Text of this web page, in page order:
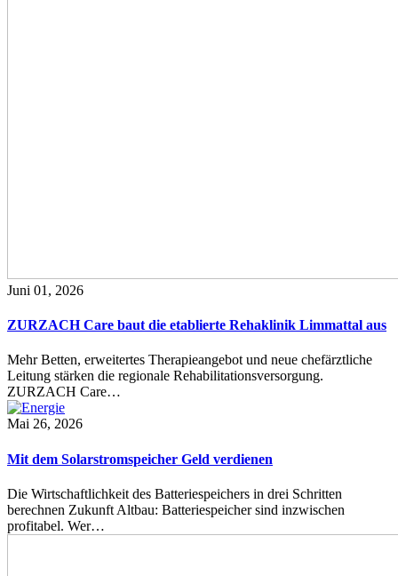
Juni 01, 2026
ZURZACH Care baut die etablierte Rehaklinik Limmattal aus
Mehr Betten, erweitertes Therapieangebot und neue chefärztliche
Leitung stärken die regionale Rehabilitationsversorgung.
ZURZACH Care…
Mai 26, 2026
Mit dem Solarstromspeicher Geld verdienen
Die Wirtschaftlichkeit des Batteriespeichers in drei Schritten
berechnen Zukunft Altbau: Batteriespeicher sind inzwischen
profitabel. Wer…